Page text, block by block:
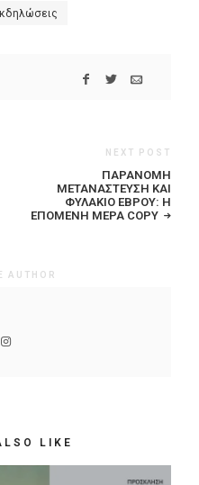
NEXT POST
ΠΑΡΆΝΟΜΗ
ΜΕΤΑΝΆΣΤΕΥΣΗ ΚΑΙ
ΦΥΛΆΚΙΟ ΈΒΡΟΥ: Η
ΕΠΌΜΕΝΗ ΜΈΡΑ COPY
AUTHOR
LIKE